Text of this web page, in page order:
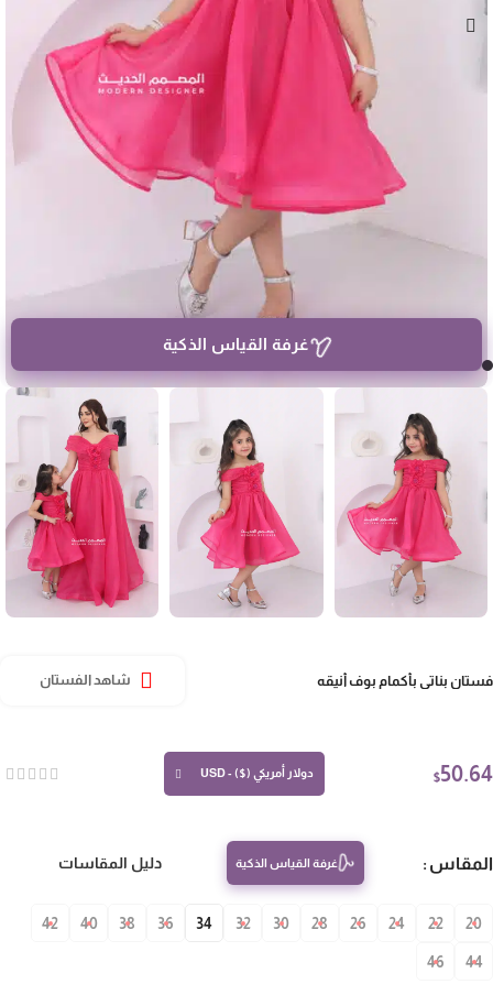
غرفة القياس الذكية
بناتي بأكمام بوف أنيقه شاهد الفستان
$ دولار أمريكي ($) - USD
غرفة القياس الذكية دليل المقاسات
20
22
24
26
28
30
32
34
36
38
40
42
44
46